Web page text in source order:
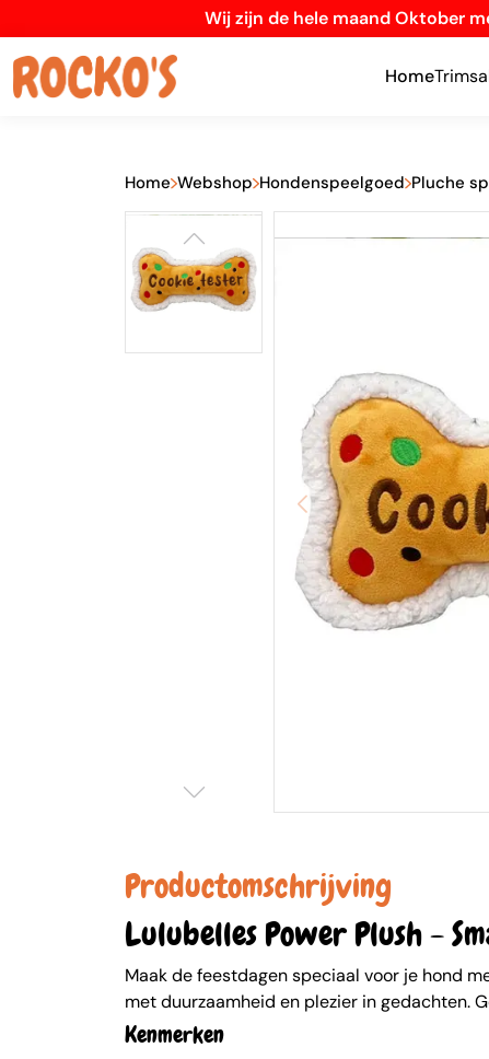
Wij zijn de hele maand Oktober
Home
Home Webshop Hondenspeelgoed Pluche
Productomschrijving
Lulubelles Power Plush -
Maak de feestdagen speciaal voor je hond
met duurzaamheid en plezier in gedachten.
Kenmerken